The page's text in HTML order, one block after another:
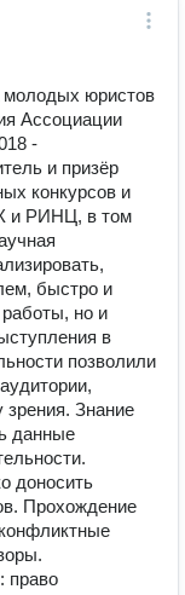
молодых юристов
Ассоциации
-
и призёр
конкурсов и
и РИНЦ, в том
быстро и
работы, но и
в
позволили
зрения. Знание
данные
доносить
Прохождение
право